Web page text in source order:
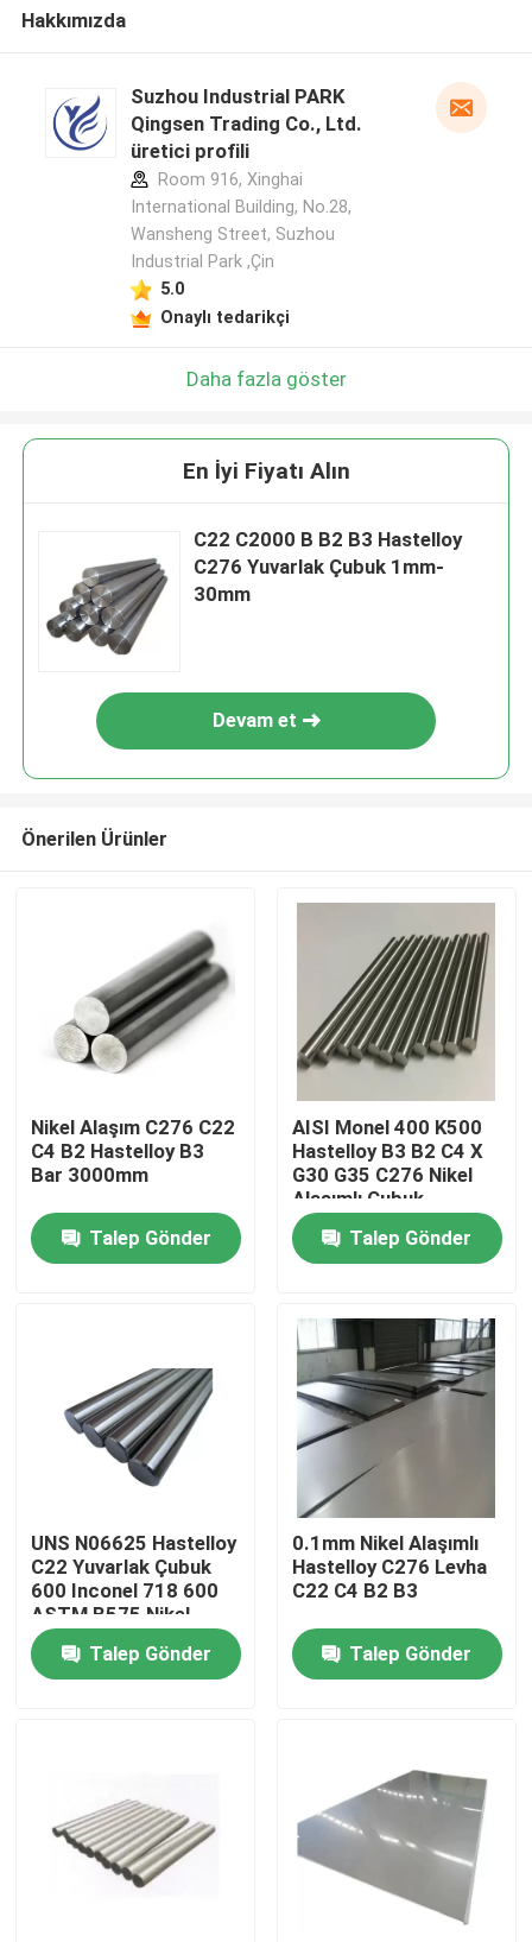
Hakkımızda
Fabrika turu
Kalite kontrol
Bize Ulaşın
Incoloy 800 Malzemesi
Hakkımızda
Suzhou Industrial PARK
Qingsen Trading Co., Ltd.
üretici profili
Room 916, Xinghai
International Building, No.28,
Wansheng Street, Suzhou
Industrial Park ,Çin
5.0
Onaylı tedarikçi
Daha fazla göster
En İyi Fiyatı Alın
C22 C2000 B B2 B3 Hastelloy
C276 Yuvarlak Çubuk 1mm-
30mm
Devam et
Önerilen Ürünler
Nikel Alaşım C276 C22
C4 B2 Hastelloy B3
Bar 3000mm
Talep Gönder
AISI Monel 400 K500
Hastelloy B3 B2 C4 X
G30 G35 C276 Nikel
Alaşımlı Çubuk
Talep Gönder
UNS N06625 Hastelloy
C22 Yuvarlak Çubuk
600 Inconel 718 600
ASTM B575 Nikel
Alaşım C276 C4
Hastelloy X B B2 B3
C276 C22
Talep Gönder
0.1mm Nikel Alaşımlı
Hastelloy C276 Levha
C22 C4 B2 B3
Talep Gönder